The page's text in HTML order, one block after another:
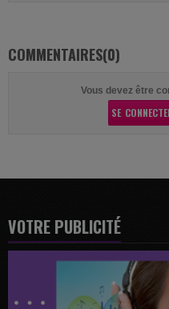
COMMENTAIRES(0)
Vous devez être
SE
VOTRE PUBLICITÉ